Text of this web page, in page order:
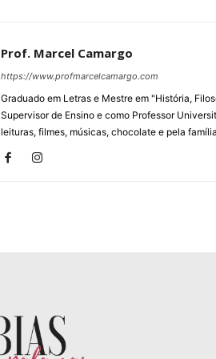
Prof. Marcel Camargo
https://www.profmarcelcamargo.com
Graduado em Letras e Mestre em "História,
Supervisor de Ensino e como Professor
leituras, filmes, músicas, chocolate e pela